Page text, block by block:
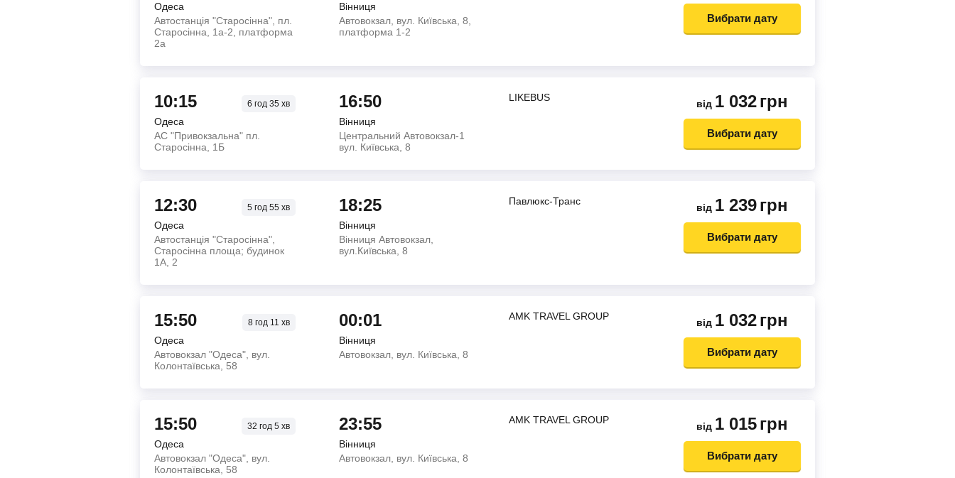
Одеса
Автостанція "Старосінна", пл.
Старосінна, 1а-2, платформа
2а
Вінниця
Автовокзал, вул. Київська, 8,
платформа 1-2
Вибрати дату
10:15 6 год35 хв
Одеса
АС "Привокзальна" пл.
Старосінна, 1Б
16:50
Вінниця
Центральний Автовокзал-1
вул. Київська, 8
LIKEBUS
від 1 032грн
Вибрати дату
12:30 5 год55 хв
Одеса
Автостанція "Старосінна",
Старосінна площа; будинок
1А, 2
18:25
Вінниця
Вінниця Автовокзал,
вул.Київська, 8
Павлюкс-Транс
від 1 239грн
Вибрати дату
15:50 8 год11 хв
Одеса
Автовокзал "Одеса", вул.
Колонтаївська, 58
00:01
Вінниця
Автовокзал, вул. Київська, 8
AMK TRAVEL GROUP
від 1 032грн
Вибрати дату
15:50 32 год5 хв
Одеса
Автовокзал "Одеса", вул.
Колонтаївська, 58
23:55
Вінниця
Автовокзал, вул. Київська, 8
AMK TRAVEL GROUP
від 1 015грн
Вибрати дату